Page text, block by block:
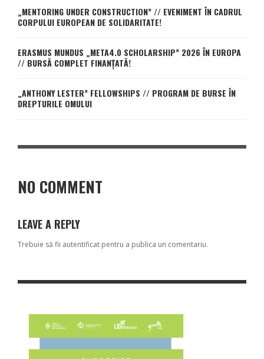
„MENTORING UNDER CONSTRUCTION” // EVENIMENT ÎN CADRUL
CORPULUI EUROPEAN DE SOLIDARITATE!
ERASMUS MUNDUS „META4.0 SCHOLARSHIP” 2026 ÎN EUROPA
// BURSĂ COMPLET FINANȚATĂ!
„ANTHONY LESTER” FELLOWSHIPS // PROGRAM DE BURSE ÎN
DREPTURILE OMULUI
NO COMMENT
LEAVE A REPLY
Trebuie să fii autentificat pentru a publica un comentariu.